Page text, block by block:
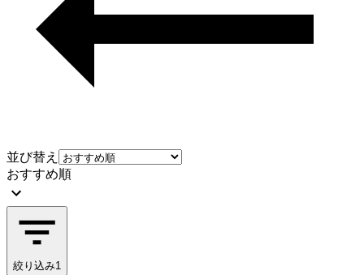
並び替え
おすすめ順
絞り込み1